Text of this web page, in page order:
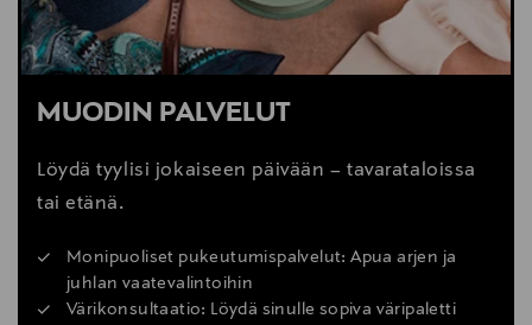
MUODIN PALVELUT
Löydä tyylisi jokaiseen päivään – tavarataloissa
tai etänä.
Monipuoliset pukeutumispalvelut: Apua arjen ja
juhlan vaatevalintoihin
Värikonsultaatio: Löydä sinulle sopiva väripaletti